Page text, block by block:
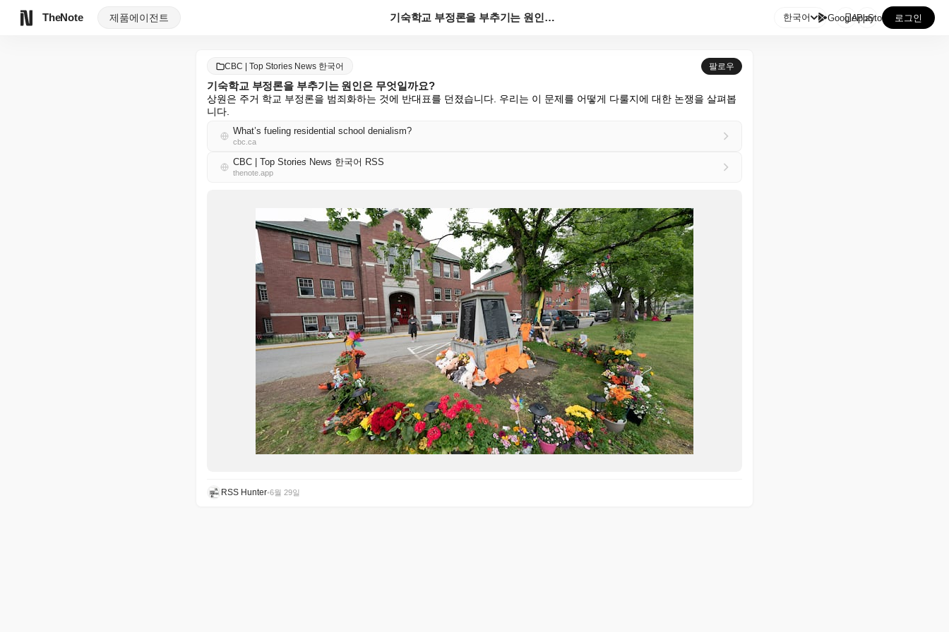
TheNote 제품에이전트 기숙학교 부정론을 부추기는 원인은 무엇일까요? 한국어 GooglePlay
AppStore 로그인
CBC | Top Stories News 한국어 팔로우
기숙학교 부정론을 부추기는 원인은 무엇일까요?
상원은 주거 학교 부정론을 범죄화하는 것에 반대표를 던졌습니다. 우리는 이 문제를 어떻게 다룰지에 대한 논쟁을 살펴봅
니다.
What’s fueling residential school denialism?
cbc.ca
CBC | Top Stories News 한국어 RSS
thenote.app
RSS Hunter•6월 29일